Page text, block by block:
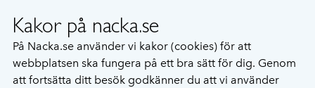
Kakor på nacka.se
På Nacka.se använder vi kakor (cookies) för att
webbplatsen ska fungera på ett bra sätt för dig. Genom
att fortsätta ditt besök godkänner du att vi använder